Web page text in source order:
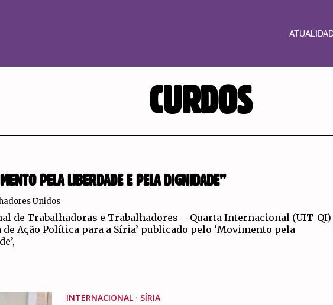
CURDOS
PELA LIBERDADE E PELA DIGNIDADE”
Unidos
de Trabalhadoras e Trabalhadores – Quarta Internacional (UIT-QI)
Ação Política para a Síria’ publicado pelo ‘Movimento pela
INTERNACIONAL · SÍRIA